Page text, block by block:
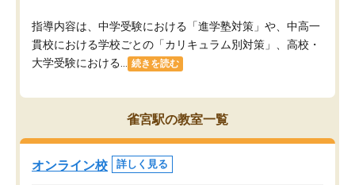
指導内容は、中学受験における「進学塾対策」や、中高一
貫校における学校ごとの「カリキュラム別対策」、高校・
大学受験における...
続きを読む
雀宮駅の教室一覧
オンライン校 詳しく見る